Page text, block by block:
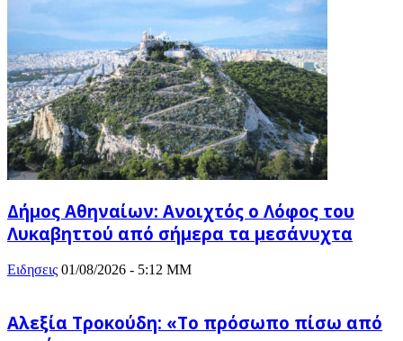
Δήμος Αθηναίων: Ανοιχτός ο Λόφος του
Λυκαβηττού από σήμερα τα μεσάνυχτα
Ειδησεις 01/08/2026 - 5:12 ΜΜ
Αλεξία Τροκούδη: «Το πρόσωπο πίσω από